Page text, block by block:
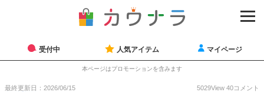
受付中 人気アイテム マイページ
本ページはプロモーションを含みます
最終更新日：2026/06/15 5029View 40コメント